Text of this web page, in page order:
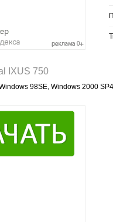
IXUS 750
98SE, Windows 2000 SP4